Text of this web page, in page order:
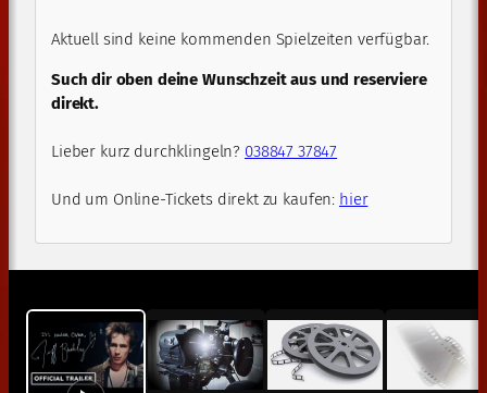
Aktuell sind keine kommenden Spielzeiten verfügbar.
Such dir oben deine Wunschzeit aus und reserviere
direkt.
Lieber kurz durchklingeln? 038847 37847
Und um Online-Tickets direkt zu kaufen: hier